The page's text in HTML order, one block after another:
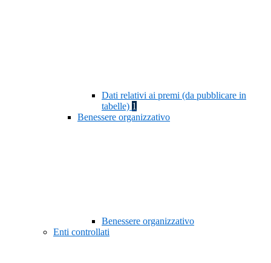
Dati relativi ai premi (da pubblicare in
tabelle) 1
Benessere organizzativo
Benessere organizzativo
Enti controllati